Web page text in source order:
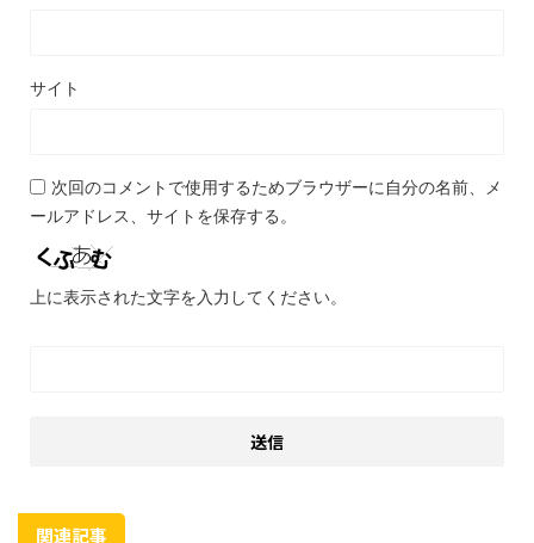
サイト
次回のコメントで使用するためブラウザーに自分の名前、メ
ールアドレス、サイトを保存する。
上に表示された文字を入力してください。
関連記事